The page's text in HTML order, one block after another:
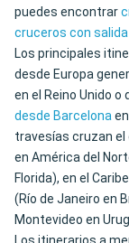
puedes encontrar
cruceros con
Los principales
desde Europa
en el Reino Unido
desde Barcelona
travesías cruzan el
en América del
Florida), en el
(Río de Janeiro en
Montevideo en